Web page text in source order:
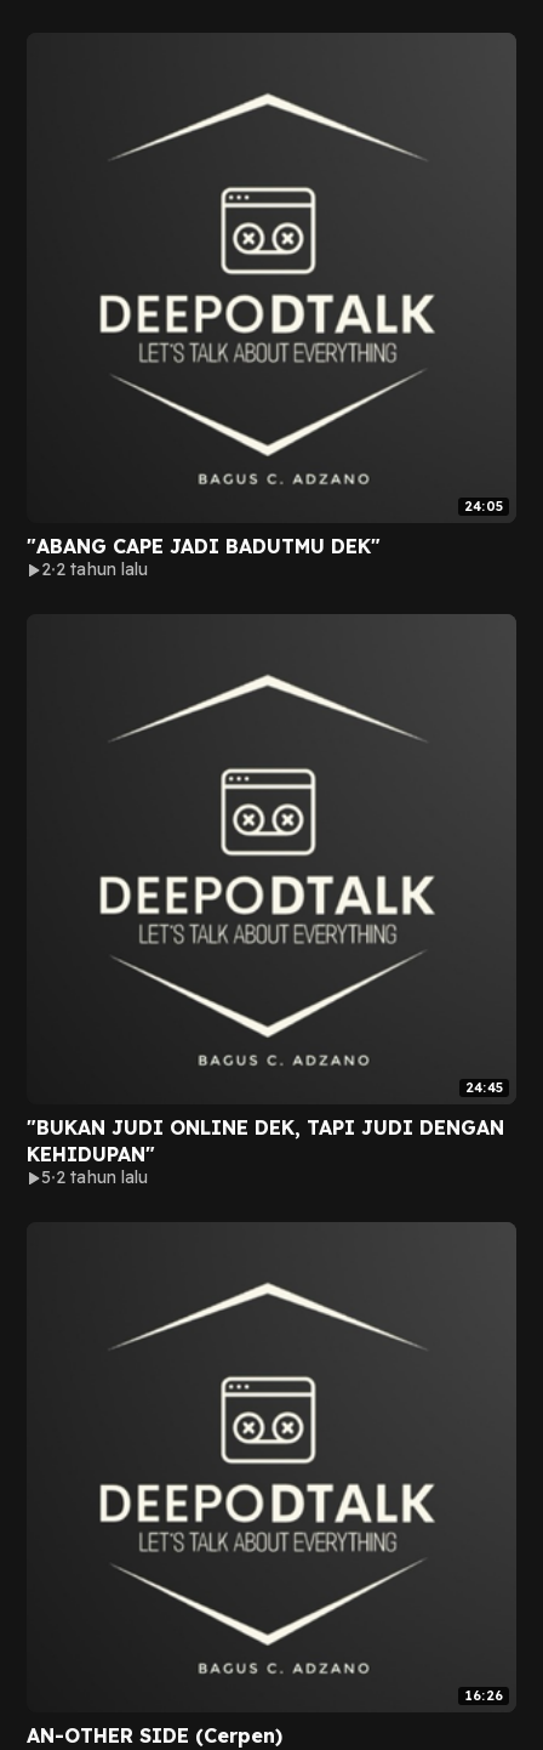
24:05
"ABANG CAPE JADI BADUTMU DEK"
2 2 tahun lalu
24:45
"BUKAN JUDI ONLINE DEK, TAPI JUDI DENGAN
KEHIDUPAN"
5 2 tahun lalu
16:26
AN-OTHER SIDE (Cerpen)